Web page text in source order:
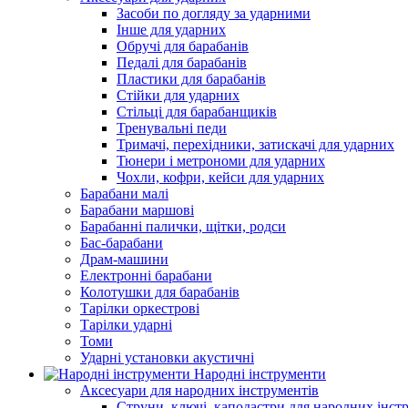
Засоби по догляду за ударними
Інше для ударних
Обручі для барабанів
Педалі для барабанів
Пластики для барабанів
Стійки для ударних
Стільці для барабанщиків
Тренувальні педи
Тримачі, перехідники, затискачі для ударних
Тюнери і метрономи для ударних
Чохли, кофри, кейси для ударних
Барабани малі
Барабани маршові
Барабанні палички, щітки, родси
Бас-барабани
Драм-машини
Електронні барабани
Колотушки для барабанів
Тарілки оркестрові
Тарілки ударні
Томи
Ударні установки акустичні
Народні інструменти
Аксесуари для народних інструментів